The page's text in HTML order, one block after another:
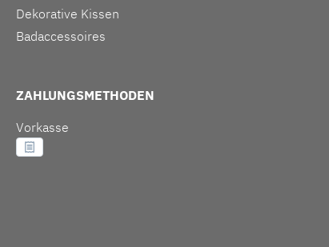
Dekorative Kissen
Badaccessoires
ZAHLUNGSMETHODEN
Vorkasse